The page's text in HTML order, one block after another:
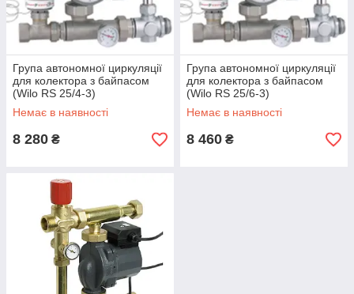
Група автономної циркуляції
для колектора з байпасом
(Wilo RS 25/4-3)
Немає в наявності
8 280 ₴
Група автономної циркуляції
для колектора з байпасом
(Wilo RS 25/6-3)
Немає в наявності
8 460 ₴